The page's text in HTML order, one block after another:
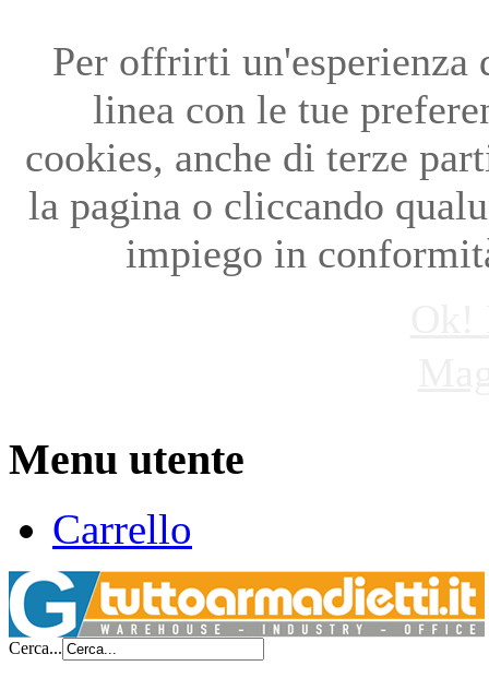
Per offrirti un'esperienza
linea con le tue
cookies, anche di terze
la pagina o cliccando
impiego in
Menu utente
Carrello
Cerca...